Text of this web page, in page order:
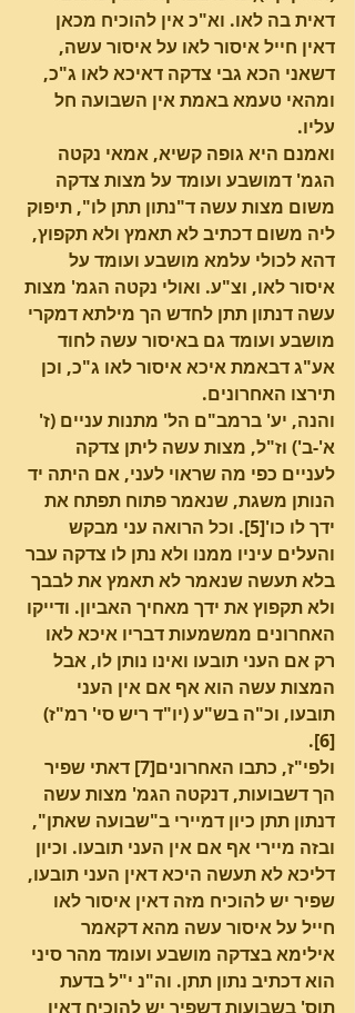
דאית בה לאו. וא"כ אין להוכיח מכאן
דאין חייל איסור לאו על איסור עשה,
דשאני הכא גבי צדקה דאיכא לאו ג"כ,
ומהאי טעמא באמת אין השבועה חל
עליו.
ואמנם היא גופה קשיא, אמאי נקטה
הגמ' דמושבע ועומד על מצות צדקה
משום מצות עשה ד"נתון תתן לו", תיפוק
ליה משום דכתיב לא תאמץ ולא תקפוץ,
דהא לכולי עלמא מושבע ועומד על
איסור לאו, וצ"ע. ואולי נקטה הגמ' מצות
עשה דנתון תתן לחדש הך מילתא דמקרי
מושבע ועומד גם באיסור עשה לחוד
אע"ג דבאמת איכא איסור לאו ג"כ, וכן
תירצו האחרונים.
והנה, יע' ברמב"ם הל' מתנות עניים (ז'
א'-ב') וז"ל, מצות עשה ליתן צדקה
לעניים כפי מה שראוי לעני, אם היתה יד
הנותן משגת, שנאמר פתוח תפתח את
ידך לו כו'[5]. וכל הרואה עני מבקש
והעלים עיניו ממנו ולא נתן לו צדקה עבר
בלא תעשה שנאמר לא תאמץ את לבבך
ולא תקפוץ את ידך מאחיך האביון. ודייקו
האחרונים ממשמעות דבריו איכא לאו
רק אם העני תובעו ואינו נותן לו, אבל
המצות עשה הוא אף אם אין העני
תובעו, וכ"ה בש"ע (יו"ד ריש סי' רמ"ז)
[6].
ולפי"ז, כתבו האחרונים[7] דאתי שפיר
הך דשבועות, דנקטה הגמ' מצות עשה
דנתון תתן כיון דמיירי ב"שבועה שאתן",
ובזה מיירי אף אם אין העני תובעו. וכיון
דליכא לא תעשה היכא דאין העני תובעו,
שפיר יש להוכיח מזה דאין איסור לאו
חייל על איסור עשה מהא דקאמר
אילימא בצדקה מושבע ועומד מהר סיני
הוא דכתיב נתון תתן. וה"נ י"ל בדעת
תוס' בשבועות דשפיר יש להוכיח דאין